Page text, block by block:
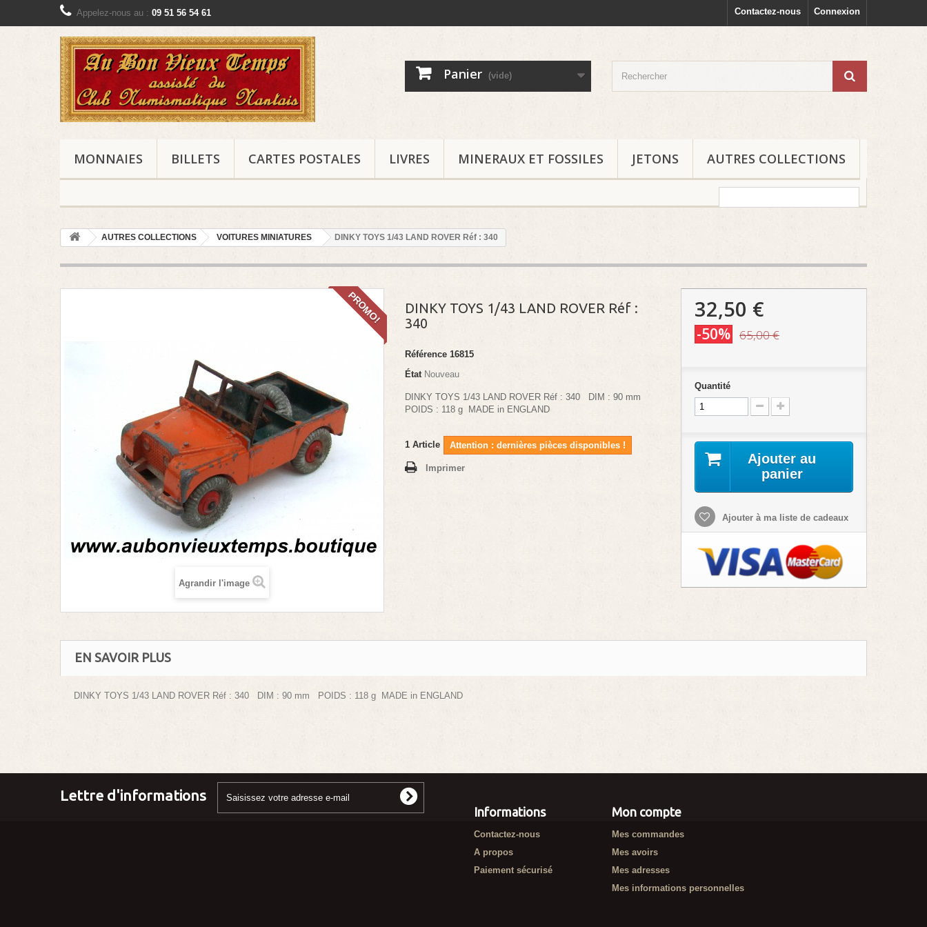
Connexion
Contactez-nous
Appelez-nous au : 09 51 56 54 61
Panier (vide)
MONNAIES BILLETS CARTES POSTALES LIVRES MINERAUX ET FOSSILES JETONS AUTRES COLLECTIONS
AUTRES COLLECTIONS VOITURES MINIATURES DINKY TOYS 1/43 LAND ROVER Réf : 340
PROMO!
Agrandir l'image
DINKY TOYS 1/43 LAND ROVER Réf :
340
Référence 16815
État Nouveau
DINKY TOYS 1/43 LAND ROVER Réf : 340 DIM : 90 mm
POIDS : 118 g MADE in ENGLAND
1 Article Attention : dernières pièces disponibles !
Imprimer
32,50 €
-50% 65,00 €
Quantité
Ajouter au
panier
Ajouter à ma liste de cadeaux
EN SAVOIR PLUS
DINKY TOYS 1/43 LAND ROVER Réf : 340 DIM : 90 mm POIDS : 118 g MADE in ENGLAND
Lettre d'informations
Informations
Contactez-nous
A propos
Paiement sécurisé
Mon compte
Mes commandes
Mes avoirs
Mes adresses
Mes informations personnelles